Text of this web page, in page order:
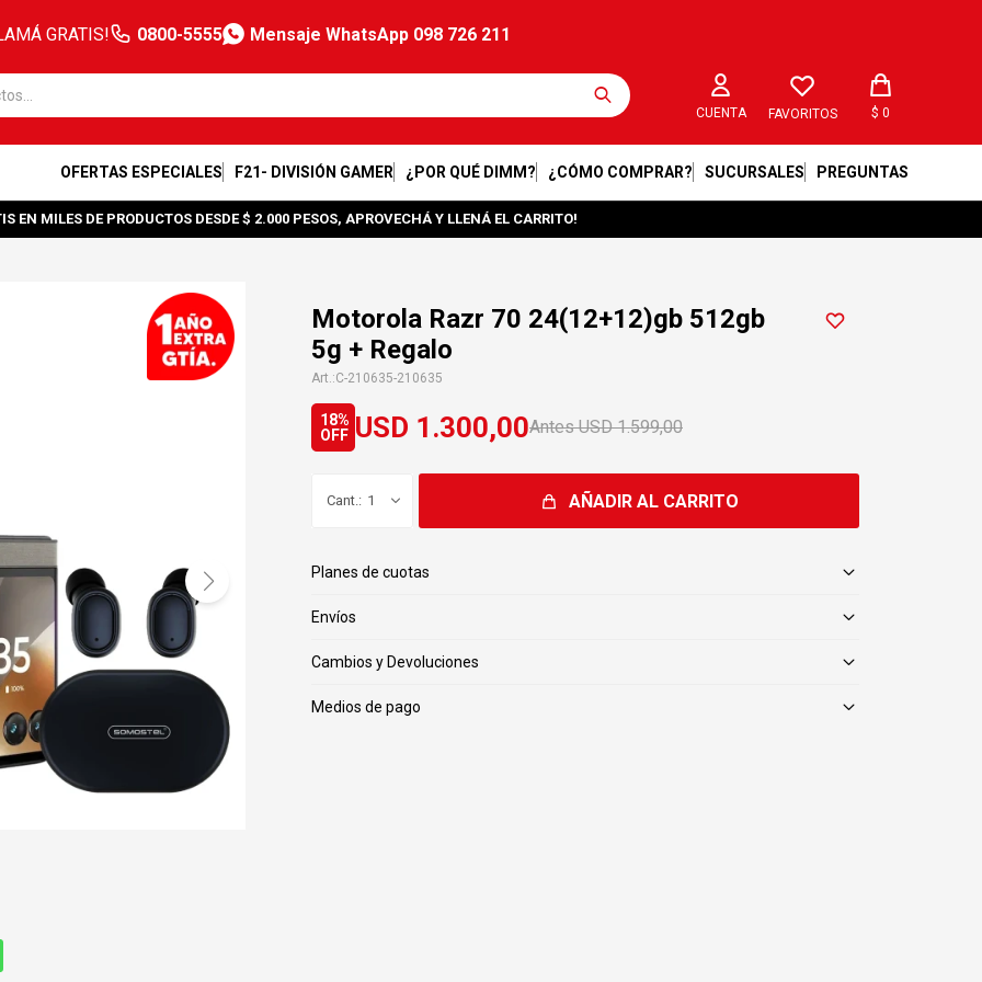
GRATIS! 0800-5555 Mensaje WhatsApp 098 726 211
OFERTAS ESPECIALES F21- DIVISIÓN GAMER ¿POR QUÉ DIMM? ¿CÓMO COMPRAR? SUCURSALES PREGUNTAS
FAVORITOS $ 0
EN MILES DE PRODUCTOS DESDE $ 2.000 PESOS, APROVECHÁ Y LLENÁ EL CARRITO!
Motorola Razr 70 24(12+12)gb 512gb
5g + Regalo
C-210635-210635
USD 1.300,00 USD 1.599,00
18
1 AÑADIR AL CARRITO
Planes de cuotas
Envíos
Cambios y Devoluciones
Medios de pago